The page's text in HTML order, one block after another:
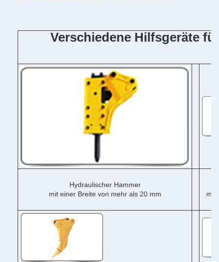
Verschiedene Hilfsgeräte
Hydraulischer Hammer
mit einer Breite von mehr als 20 mm
mit